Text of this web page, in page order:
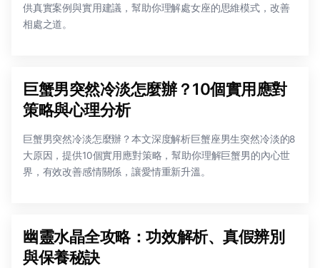
供真實案例與實用建議，幫助你理解處女座的思維模式，改善
相處之道。
巨蟹男突然冷淡怎麼辦？10個實用應對
策略與心理分析
巨蟹男突然冷淡怎麼辦？本文深度解析巨蟹座男生突然冷淡的8
大原因，提供10個實用應對策略，幫助你理解巨蟹男的內心世
界，有效改善感情關係，讓愛情重新升溫。
幽靈水晶全攻略：功效解析、真假辨別
與保養秘訣